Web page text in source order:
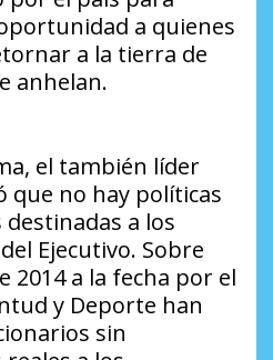
a quienes
a la tierra de
anhelan.
el también líder
que no hay políticas
a los
Ejecutivo. Sobre
2014 a la fecha por el
y Deporte han
sin